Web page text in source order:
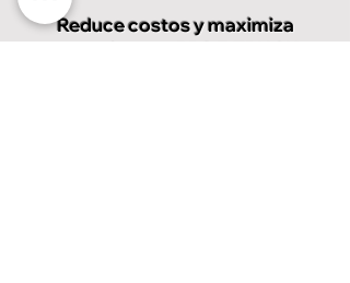
Reduce costos y maximiza